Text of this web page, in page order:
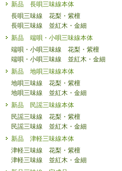
新品 長唄三味線本体
長唄三味線 花梨・紫檀
長唄三味線 並紅木・金細
新品 端唄・小唄三味線本体
端唄・小唄三味線 花梨・紫檀
端唄・小唄三味線 並紅木・金細
新品 地唄三味線本体
地唄三味線 花梨・紫檀
地唄三味線 並紅木・金細
新品 民謡三味線本体
民謡三味線 花梨・紫檀
民謡三味線 並紅木・金細
新品 津軽三味線本体
津軽三味線 花梨・紫檀
津軽三味線 並紅木・金細